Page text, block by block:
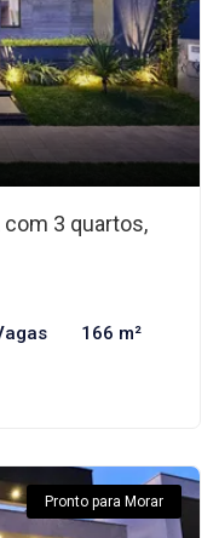
com 3 quartos,
166 m²
Pronto para Morar